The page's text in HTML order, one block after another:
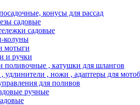
конусы для рассад
садовые
садовые
колуны
мотыги
и ручки
поливочные , катушки для шлангов
удлинители , ножи , адаптеры для
для поливов
ручные